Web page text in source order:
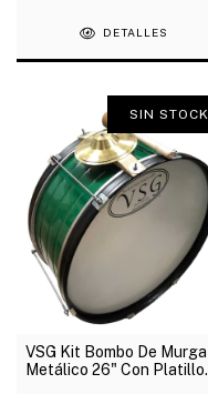
DETALLES
SIN STOCK
VSG Kit Bombo De Murga
Metálico 26" Con Platillo